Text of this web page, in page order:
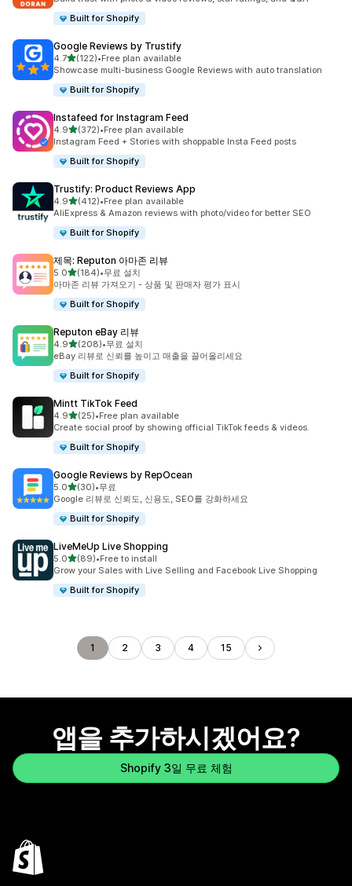
Built for Shopify
Google Reviews by Trustify
4.7별 5개 중
(122)
총 리뷰 122개
•Free plan available
Showcase multi-business Google Reviews with auto translation
Built for Shopify
Instafeed for Instagram Feed
4.9별 5개 중
(372)
총 리뷰 372개
•Free plan available
Instagram Feed + Stories with shoppable Insta Feed posts
Built for Shopify
Trustify: Product Reviews App
4.9별 5개 중
(412)
총 리뷰 412개
•Free plan available
AliExpress & Amazon reviews with photo/video for better SEO
Built for Shopify
제목: Reputon 아마존 리뷰
5.0별 5개 중
(184)
총 리뷰 184개
•무료 설치
아마존 리뷰 가져오기 - 상품 및 판매자 평가 표시
Built for Shopify
Reputon eBay 리뷰
4.9별 5개 중
(208)
총 리뷰 208개
•무료 설치
eBay 리뷰로 신뢰를 높이고 매출을 끌어올리세요
Built for Shopify
Mintt TikTok Feed
4.9별 5개 중
(25)
총 리뷰 25개
•Free plan available
Create social proof by showing official TikTok feeds & videos.
Built for Shopify
Google Reviews by RepOcean
5.0별 5개 중
(30)
총 리뷰 30개
•무료
Google 리뷰로 신뢰도, 신용도, SEO를 강화하세요
Built for Shopify
LiveMeUp Live Shopping
5.0별 5개 중
(89)
총 리뷰 89개
•Free to install
Grow your Sales with Live Selling and Facebook Live Shopping
Built for Shopify
1 2 3 4 15
앱을 추가하시겠어요?
Shopify 3일 무료 체험